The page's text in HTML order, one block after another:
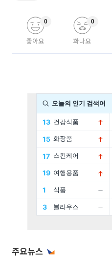
좋아요
0
화나요
0
주요뉴스